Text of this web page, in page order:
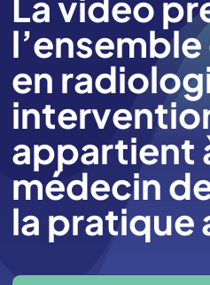
en
appartient
médecin
la pratique